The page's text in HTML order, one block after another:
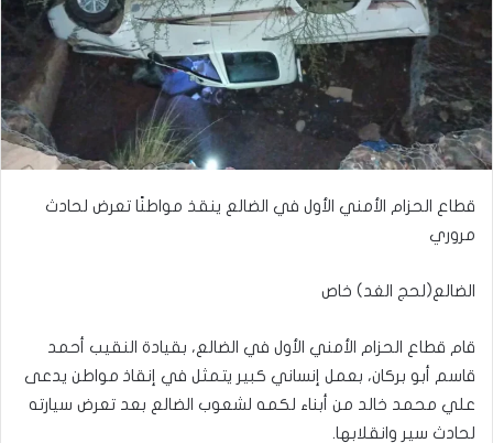
قطاع الحزام الأمني الأول في الضالع ينقذ مواطنًا تعرض لحادث
مروري
الضالع(لحج الغد) خاص
قام قطاع الحزام الأمني الأول في الضالع، بقيادة النقيب أحمد
قاسم أبو بركان، بعمل إنساني كبير يتمثل في إنقاذ مواطن يدعى
علي محمد خالد من أبناء لكمه لشعوب الضالع بعد تعرض سيارته
لحادث سير وانقلابها.